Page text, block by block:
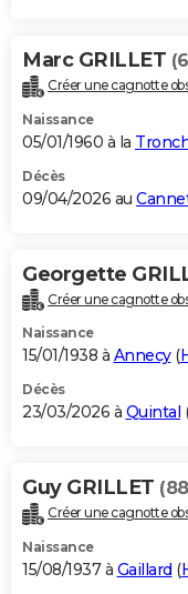
Marc GRILLET
Créer une cagnotte
Naissance
05/01/1960 à la
Décès
09/04/2026 au
Georgette
Créer une cagnotte
Naissance
15/01/1938 à Annecy(
Décès
23/03/2026 à Quintal (
Guy GRILLET
Créer une cagnotte
Naissance
15/08/1937 à Gaillard (